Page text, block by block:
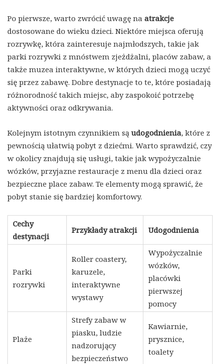
Po pierwsze, warto zwrócić uwagę na atrakcje
dostosowane do wieku dzieci. Niektóre miejsca oferują
rozrywkę, która zainteresuje najmłodszych, takie jak
parki rozrywki z mnóstwem zjeżdżalni, placów zabaw, a
także muzea interaktywne, w których dzieci mogą uczyć
się przez zabawę. Dobre destynacje to te, które posiadają
różnorodność takich miejsc, aby zaspokoić potrzebę
aktywności oraz odkrywania.
Kolejnym istotnym czynnikiem są udogodnienia, które z
pewnością ułatwią pobyt z dziećmi. Warto sprawdzić, czy
w okolicy znajdują się usługi, takie jak wypożyczalnie
wózków, przyjazne restauracje z menu dla dzieci oraz
bezpieczne place zabaw. Te elementy mogą sprawić, że
pobyt stanie się bardziej komfortowy.
Cechy
destynacji
Przykłady atrakcji Udogodnienia
Parki
rozrywki
Roller coastery,
karuzele,
interaktywne
wystawy
Wypożyczalnie
wózków,
placówki
pierwszej
pomocy
Plaże
Strefy zabaw w
piasku, ludzie
nadzorujący
bezpieczeństwo
Kawiarnie,
prysznice,
toalety